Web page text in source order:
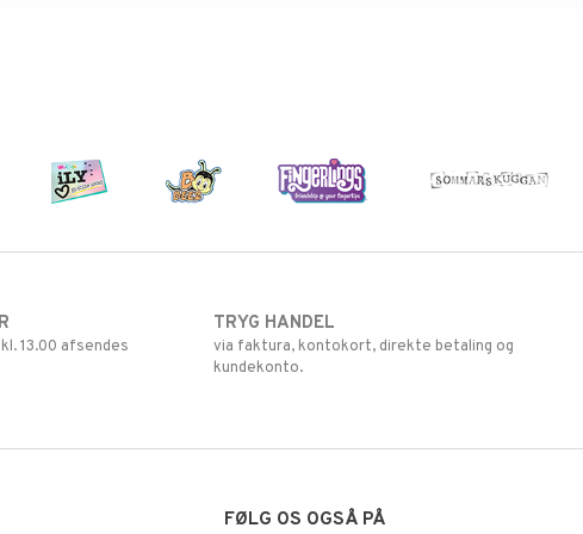
13.00 afsendes
TRYG HANDEL
via faktura, kontokort, direkte betaling og
kundekonto.
FØLG OS OGSÅ PÅ